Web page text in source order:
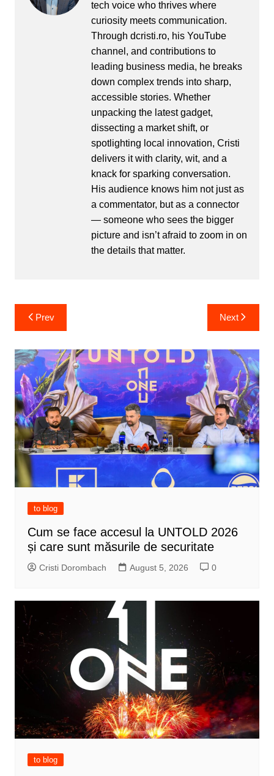
tech voice who thrives where
curiosity meets communication.
Through dcristi.ro, his YouTube
channel, and contributions to
leading business media, he breaks
down complex trends into sharp,
accessible stories. Whether
unpacking the latest gadget,
dissecting a market shift, or
spotlighting local innovation, Cristi
delivers it with clarity, wit, and a
knack for sparking conversation.
His audience knows him not just as
a commentator, but as a connector
— someone who sees the bigger
picture and isn’t afraid to zoom in on
the details that matter.
Post
navigation
Prev Next
to blog
Cum se face accesul la UNTOLD 2026
și care sunt măsurile de securitate
Cristi Dorombach August 5, 2026 0
to blog